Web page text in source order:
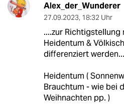
Alex_der_Wunderer
27.09.2023, 18:32 Uhr
....zur Richtigstellung
Heidentum &
differenziert werden...
Heidentum (
Brauchtum - wie bei
Weihnachten pp. )